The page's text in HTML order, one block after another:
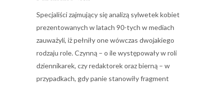
Specjaliści zajmujący się analizą sylwetek kobiet
prezentowanych w latach 90-tych w mediach
zauważyli, iż pełniły one wówczas dwojakiego
rodzaju role. Czynną – o ile występowały w roli
dziennikarek, czy redaktorek oraz bierną – w
przypadkach, gdy panie stanowiły fragment